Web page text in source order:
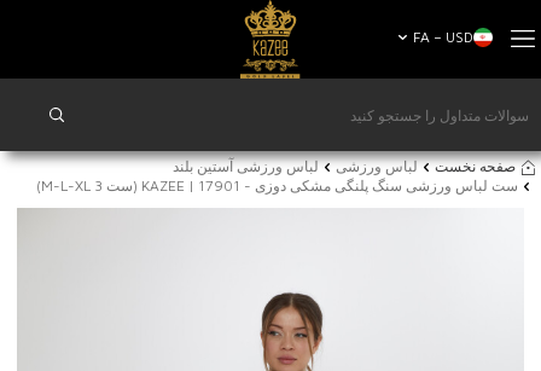
FA − USD
صفحه نخست لباس ورزشی
لباس ورزشی آستین بلند
ست لباس ورزشی سنگ پلنگی مشکی دوزی - 17901 | KAZEE (ست 3 M-L-XL)